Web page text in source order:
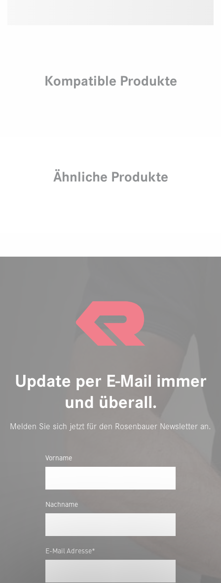
Kompatible Produkte
Ähnliche Produkte
Update per E-Mail immer
und überall.
Melden Sie sich jetzt für den Rosenbauer Newsletter an.
Vorname
Nachname
E-Mail Adresse*